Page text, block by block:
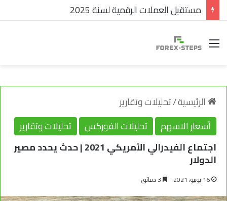
مستقبل العملات الرقمية لسنة 2025
القائمة
الرئيسية/تحليلات وتقارير
أسعار الاسهم
تحليلات الفوركس
تحليلات وتقارير
اجتماع الفيدرالي الأمريكي 2021 | حدث يحدد مصير
الدولار
16 يونيو، 2021